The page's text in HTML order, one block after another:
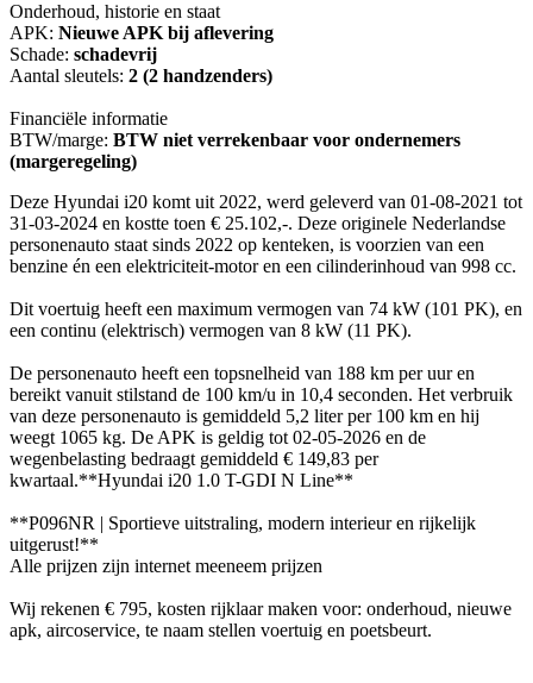
Onderhoud, historie en staat
APK: Nieuwe APK bij aflevering
Schade: schadevrij
Aantal sleutels: 2 (2 handzenders)
Financiële informatie
BTW/marge: BTW niet verrekenbaar voor ondernemers
(margeregeling)
Deze Hyundai i20 komt uit 2022, werd geleverd van 01-08-2021 tot
31-03-2024 en kostte toen € 25.102,-. Deze originele Nederlandse
personenauto staat sinds 2022 op kenteken, is voorzien van een
benzine én een elektriciteit-motor en een cilinderinhoud van 998 cc.
Dit voertuig heeft een maximum vermogen van 74 kW (101 PK), en
een continu (elektrisch) vermogen van 8 kW (11 PK).
De personenauto heeft een topsnelheid van 188 km per uur en
bereikt vanuit stilstand de 100 km/u in 10,4 seconden. Het verbruik
van deze personenauto is gemiddeld 5,2 liter per 100 km en hij
weegt 1065 kg. De APK is geldig tot 02-05-2026 en de
wegenbelasting bedraagt gemiddeld € 149,83 per
kwartaal.**Hyundai i20 1.0 T-GDI N Line**
**P096NR | Sportieve uitstraling, modern interieur en rijkelijk
uitgerust!**
Alle prijzen zijn internet meeneem prijzen
Wij rekenen € 795, kosten rijklaar maken voor: onderhoud, nieuwe
apk, aircoservice, te naam stellen voertuig en poetsbeurt.